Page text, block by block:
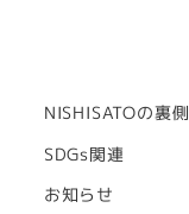
NISHISATOの裏側
SDGs関連
お知らせ